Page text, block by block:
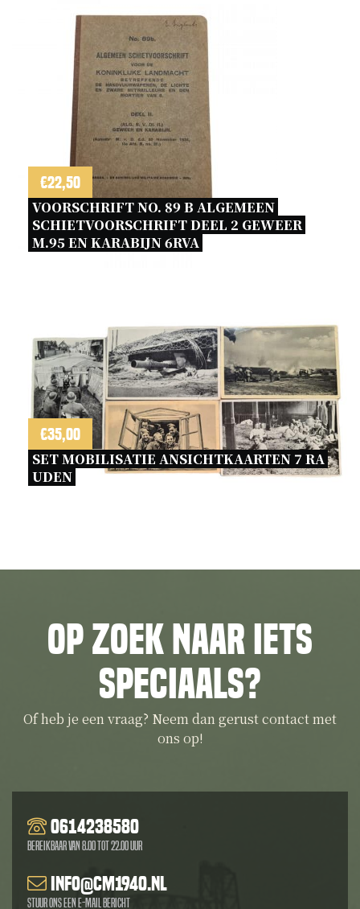
€22,50
VOORSCHRIFT NO. 89 B ALGEMEEN
SCHIETVOORSCHRIFT DEEL 2 GEWEER
M.95 EN KARABIJN 6RVA
€35,00
SET MOBILISATIE ANSICHTKAARTEN 7 RA
UDEN
Op zoek naar iets
speciaals?
Of heb je een vraag? Neem dan gerust contact met
ons op!
0614238580
Bereikbaar van 8.00 tot 22.00 uur
info@cm1940.nl
Stuur ons een e-mail bericht